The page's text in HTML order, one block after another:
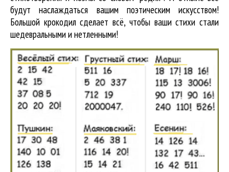
будут наслаждаться вашим поэтическим искусством!
Большой крокодил cделает всё, чтобы ваши стихи стали
шедевральными и нетленными!